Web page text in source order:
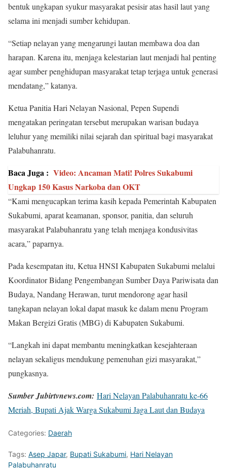
bentuk ungkapan syukur masyarakat pesisir atas hasil laut yang
selama ini menjadi sumber kehidupan.
“Setiap nelayan yang mengarungi lautan membawa doa dan
harapan. Karena itu, menjaga kelestarian laut menjadi hal penting
agar sumber penghidupan masyarakat tetap terjaga untuk generasi
mendatang,” katanya.
Ketua Panitia Hari Nelayan Nasional, Pepen Supendi
mengatakan peringatan tersebut merupakan warisan budaya
leluhur yang memiliki nilai sejarah dan spiritual bagi masyarakat
Palabuhanratu.
Baca Juga : Video: Ancaman Mati! Polres Sukabumi
Ungkap 150 Kasus Narkoba dan OKT
“Kami mengucapkan terima kasih kepada Pemerintah Kabupaten
Sukabumi, aparat keamanan, sponsor, panitia, dan seluruh
masyarakat Palabuhanratu yang telah menjaga kondusivitas
acara,” paparnya.
Pada kesempatan itu, Ketua HNSI Kabupaten Sukabumi melalui
Koordinator Bidang Pengembangan Sumber Daya Pariwisata dan
Budaya, Nandang Herawan, turut mendorong agar hasil
tangkapan nelayan lokal dapat masuk ke dalam menu Program
Makan Bergizi Gratis (MBG) di Kabupaten Sukabumi.
“Langkah ini dapat membantu meningkatkan kesejahteraan
nelayan sekaligus mendukung pemenuhan gizi masyarakat,”
pungkasnya.
Sumber Jubirtvnews.com: Hari Nelayan Palabuhanratu ke-66
Meriah, Bupati Ajak Warga Sukabumi Jaga Laut dan Budaya
Categories: Daerah
Tags: Asep Japar, Bupati Sukabumi, Hari Nelayan
Palabuhanratu